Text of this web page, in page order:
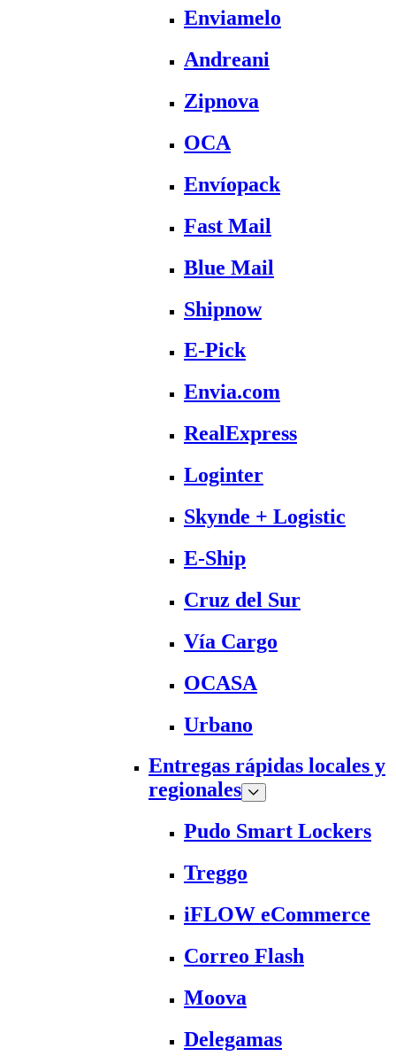
Enviamelo
Andreani
Zipnova
OCA
Envíopack
Fast Mail
Blue Mail
Shipnow
E-Pick
Envia.com
RealExpress
Loginter
Skynde + Logistic
E-Ship
Cruz del Sur
Vía Cargo
OCASA
Urbano
Entregas rápidas locales y
regionales
Pudo Smart Lockers
Treggo
iFLOW eCommerce
Correo Flash
Moova
Delegamas